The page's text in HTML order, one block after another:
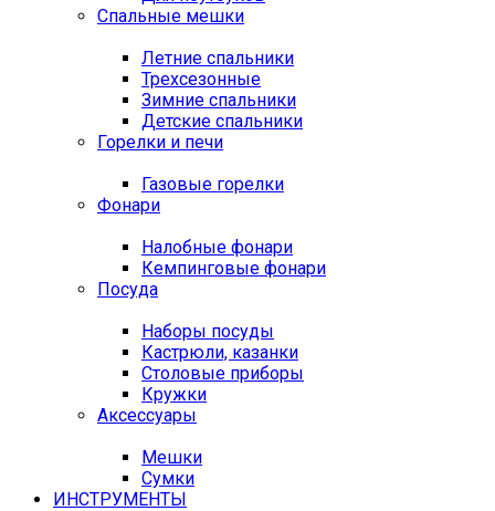
Спальные мешки
Летние спальники
Трехсезонные
Зимние спальники
Детские спальники
Горелки и печи
Газовые горелки
Фонари
Налобные фонари
Кемпинговые фонари
Посуда
Наборы посуды
Кастрюли, казанки
Столовые приборы
Кружки
Аксессуары
Мешки
Сумки
ИНСТРУМЕНТЫ